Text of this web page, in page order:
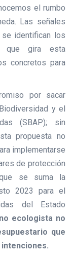
el rumbo
Las señales
identifican los
que gira esta
concretos para
por sacar
y el
(SBAP); sin
propuesta no
implementarse
de protección
se suma la
2023 para el
del Estado
ecologista no
que